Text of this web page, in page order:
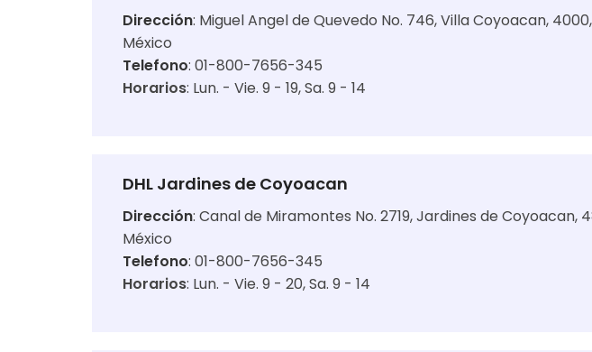
Dirección: Miguel Angel de Quevedo No. 746, Villa Coyoacan,
México
Telefono: 01-800-7656-345
Horarios: Lun. - Vie. 9 - 19 Sa. 9 - 14
DHL Jardines de Coyoacan
Dirección: Canal de Miramontes No. 2719, Jardines de Coyoacan,
México
Telefono: 01-800-7656-345
Horarios: Lun. - Vie. 9 - 20 Sa. 9 - 14